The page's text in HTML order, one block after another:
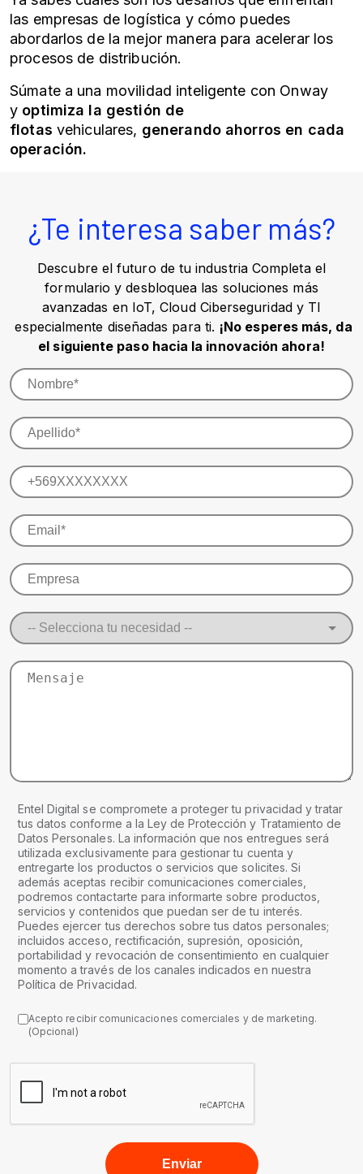
las empresas de logística y cómo puedes
abordarlos de la mejor manera para acelerar los
procesos de distribución.
Súmate a una movilidad inteligente con Onway
y optimiza la gestión de
flotas vehiculares, generando ahorros en cada
operación.
¿Te interesa saber más?
Descubre el futuro de tu industria Completa el
formulario y desbloquea las soluciones más
avanzadas en IoT, Cloud Ciberseguridad y TI
especialmente diseñadas para ti. ¡No esperes más, da
el siguiente paso hacia la innovación ahora!
Entel Digital se compromete a proteger tu privacidad y tratar
tus datos conforme a la Ley de Protección y Tratamiento de
Datos Personales. La información que nos entregues será
utilizada exclusivamente para gestionar tu cuenta y
entregarte los productos o servicios que solicites. Si
además aceptas recibir comunicaciones comerciales,
podremos contactarte para informarte sobre productos,
servicios y contenidos que puedan ser de tu interés.
Puedes ejercer tus derechos sobre tus datos personales;
incluidos acceso, rectificación, supresión, oposición,
portabilidad y revocación de consentimiento en cualquier
momento a través de los canales indicados en nuestra
Política de Privacidad.
Acepto recibir comunicaciones comerciales y de marketing.
(Opcional)